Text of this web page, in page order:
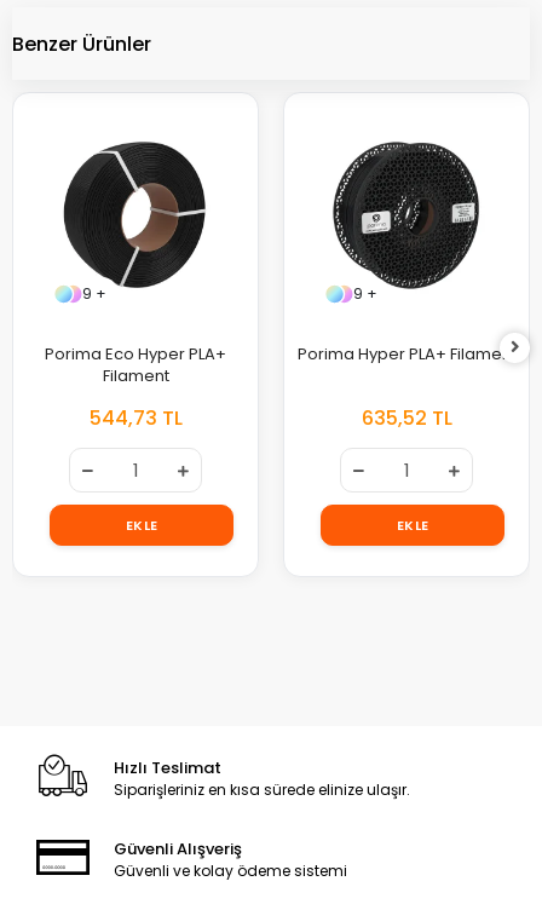
Benzer Ürünler
9 +
Porima Eco Hyper PLA+
Filament
544,73 TL
EKLE
9 +
Porima Hyper PLA+ Filament
635,52 TL
EKLE
Hızlı Teslimat
Siparişleriniz en kısa sürede elinize ulaşır.
Güvenli Alışveriş
Güvenli ve kolay ödeme sistemi